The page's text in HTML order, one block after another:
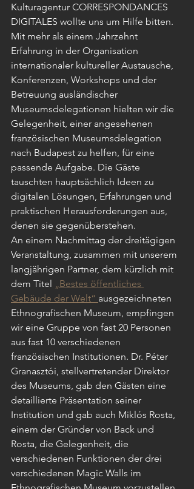
Kulturagentur CORRESPONDANCES
DIGITALES wollte uns um Hilfe bitten.
Mit mehr als einem Jahrzehnt
Erfahrung in der Organisation
internationaler kultureller Austausche,
Konferenzen, Workshops und der
Betreuung ausländischer
Museumsdelegationen hielten wir die
Gelegenheit, einer angesehenen
französischen Museumsdelegation
nach Budapest zu helfen, für eine
passende Aufgabe. Die Gäste
tauschten hauptsächlich Ideen zu
digitalen Lösungen, Erfahrungen und
praktischen Herausforderungen aus,
denen sie gegenüberstehen.
An einem Nachmittag der dreitägigen
Veranstaltung, zusammen mit unserem
langjährigen Partner, dem kürzlich mit
dem Titel
„Bestes öffentliches
Gebäude der Welt“ ausgezeichneten
Ethnografischen Museum, empfingen
wir eine Gruppe von fast 20 Personen
aus fast 10 verschiedenen
französischen Institutionen. Dr. Péter
Granasztói, stellvertretender Direktor
des Museums, gab den Gästen eine
detaillierte Präsentation seiner
Institution und gab auch Miklós Rosta,
einem der Gründer von Back und
Rosta, die Gelegenheit, die
verschiedenen Funktionen der drei
verschiedenen Magic Walls im